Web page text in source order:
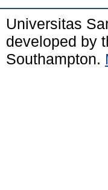
Universitas
developed by
Southampton.